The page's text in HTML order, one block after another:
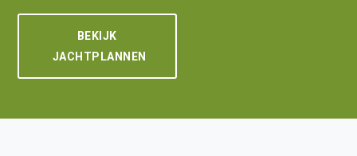
BEKIJK
JACHTPLANNEN